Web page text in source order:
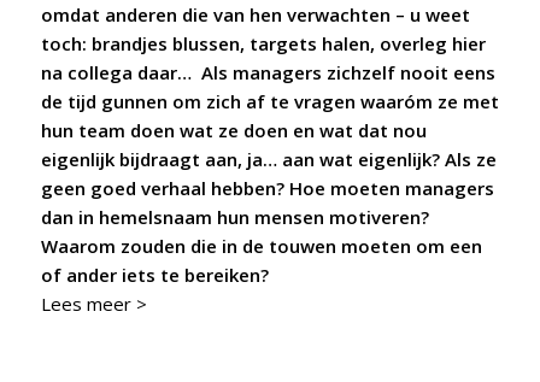
omdat anderen die van hen verwachten – u weet
toch: brandjes blussen, targets halen, overleg hier
na collega daar… Als managers zichzelf nooit eens
de tijd gunnen om zich af te vragen waaróm ze met
hun team doen wat ze doen en wat dat nou
eigenlijk bijdraagt aan, ja… aan wat eigenlijk? Als ze
geen goed verhaal hebben? Hoe moeten managers
dan in hemelsnaam hun mensen motiveren?
Waarom zouden die in de touwen moeten om een
of ander iets te bereiken?
Lees meer >